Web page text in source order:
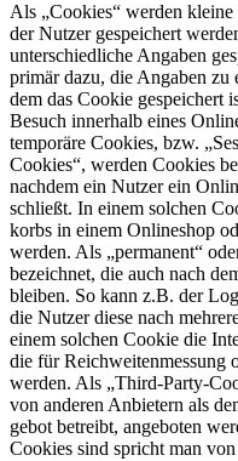
Als „Cookies“ werden
der Nutzer gespei­chert
unter­schied­liche Angaben
primär dazu, die Angaben
dem das Cookie gespei­chert
Besuch innerhalb eines
temporäre Cookies, bzw.
Cookies“, werden Cookies
nachdem ein Nutzer ein
schließt. In einem solchen
korbs in einem Onlineshop
werden. Als „permanent“
bezeichnet, die auch nach
bleiben. So kann z.B. der
die Nutzer diese nach
einem solchen Cookie die
die für Reich­wei­ten­messung
werden. Als „Third-Party-
von anderen Anbietern als
gebot betreibt, angeboten
Cookies sind spricht man